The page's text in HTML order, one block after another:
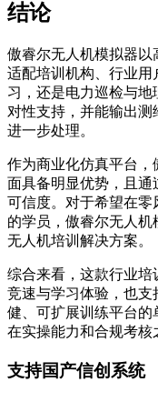
结论
傲睿尔无人机模拟器以
适配培训机构、行业
习，还是电力巡检与
对性支持，并能输出测
进一步处理。
作为商业化仿真平台
面具备明显优势，且
可信度。对于希望在
的学员，傲睿尔无人
无人机培训解决方案。
综合来看，这款行业培
竞速与学习体验，也
健、可扩展训练平台
在实操能力和合规考核
支持国产信创系统